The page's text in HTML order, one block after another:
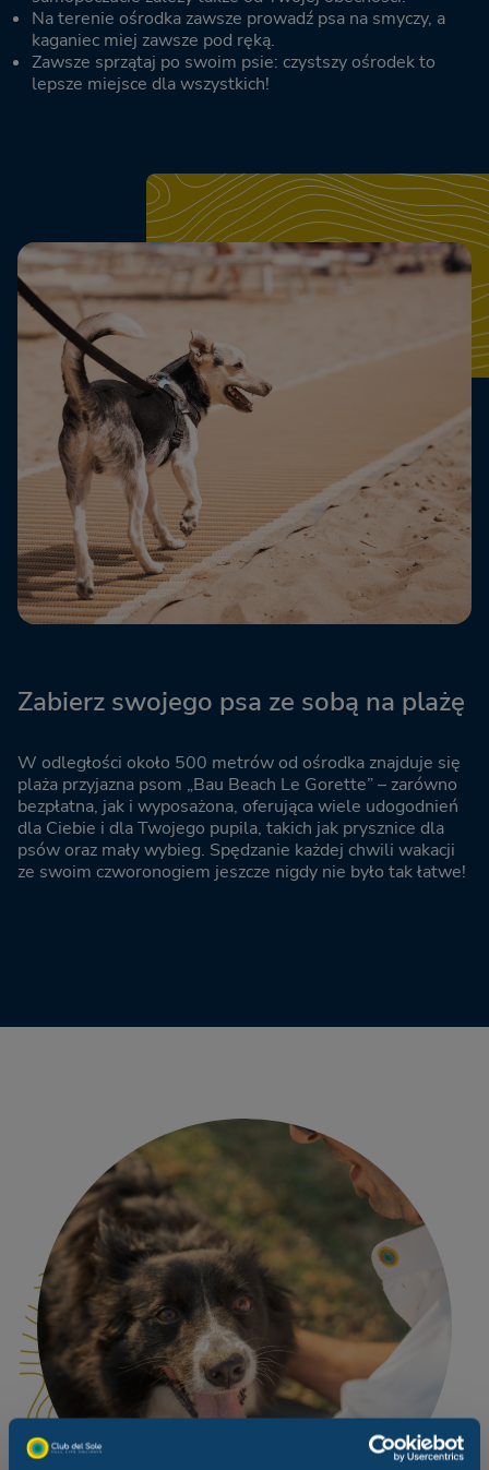
Na terenie ośrodka zawsze prowadź psa na smyczy, a
kaganiec miej zawsze pod ręką.
Zawsze sprzątaj po swoim psie: czystszy ośrodek to
lepsze miejsce dla wszystkich!
Zabierz swojego psa ze sobą na plażę
W odległości około 500 metrów od ośrodka znajduje się
plaża przyjazna psom „Bau Beach Le Gorette” – zarówno
bezpłatna, jak i wyposażona, oferująca wiele udogodnień
dla Ciebie i dla Twojego pupila, takich jak prysznice dla
psów oraz mały wybieg. Spędzanie każdej chwili wakacji
ze swoim czworonogiem jeszcze nigdy nie było tak łatwe!